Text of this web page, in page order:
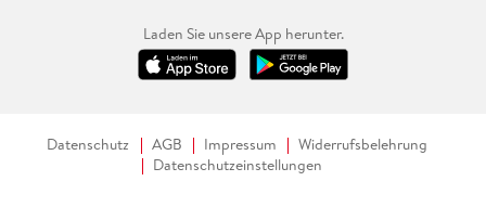
Laden Sie unsere App herunter.
Datenschutz AGB Impressum
Widerrufsbelehrung
Datenschutzeinstellungen